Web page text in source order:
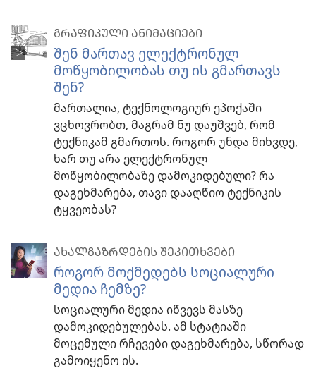
ᲒᲠᲐᲤᲘᲙᲣᲚᲘ ᲐᲜᲘᲛᲐᲪᲘᲔᲑᲘ
შენ მართავ ელექტრონულ
მოწყობილობას თუ ის გმართავს
შენ?
მართალია, ტექნოლოგიურ ეპოქაში
ვცხოვრობთ, მაგრამ ნუ დაუშვებ, რომ
ტექნიკამ გმართოს. როგორ უნდა მიხვდე,
ხარ თუ არა ელექტრონულ
მოწყობილობაზე დამოკიდებული? რა
დაგეხმარება, თავი დააღწიო ტექნიკის
ტყვეობას?
ᲐᲮᲐᲚᲒᲐᲖᲠᲓᲔᲑᲘᲡ ᲨᲔᲙᲘᲗᲮᲕᲔᲑᲘ
როგორ მოქმედებს სოციალური
მედია ჩემზე?
სოციალური მედია იწვევს მასზე
დამოკიდებულებას. ამ სტატიაში
მოცემული რჩევები დაგეხმარება, სწორად
გამოიყენო ის.